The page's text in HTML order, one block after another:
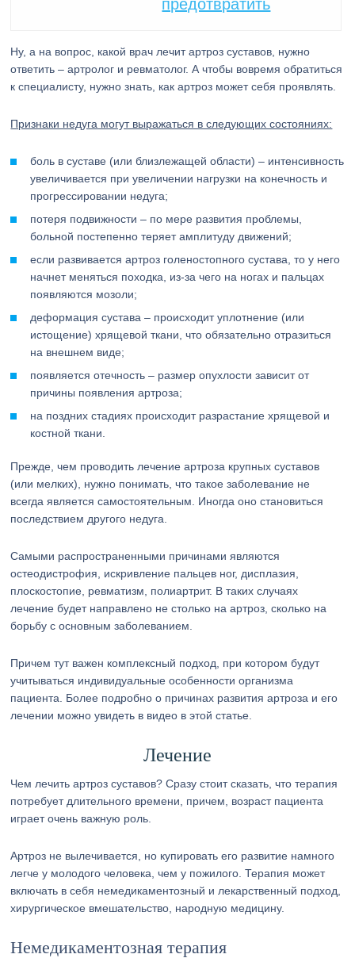
предотвратить
Ну, а на вопрос, какой врач лечит артроз суставов, нужно
ответить – артролог и ревматолог. А чтобы вовремя обратиться
к специалисту, нужно знать, как артроз может себя проявлять.
Признаки недуга могут выражаться в следующих состояниях:
боль в суставе (или близлежащей области) – интенсивность
увеличивается при увеличении нагрузки на конечность и
прогрессировании недуга;
потеря подвижности – по мере развития проблемы,
больной постепенно теряет амплитуду движений;
если развивается артроз голеностопного сустава, то у него
начнет меняться походка, из-за чего на ногах и пальцах
появляются мозоли;
деформация сустава – происходит уплотнение (или
истощение) хрящевой ткани, что обязательно отразиться
на внешнем виде;
появляется отечность – размер опухлости зависит от
причины появления артроза;
на поздних стадиях происходит разрастание хрящевой и
костной ткани.
Прежде, чем проводить лечение артроза крупных суставов
(или мелких), нужно понимать, что такое заболевание не
всегда является самостоятельным. Иногда оно становиться
последствием другого недуга.
Самыми распространенными причинами являются
остеодистрофия, искривление пальцев ног, дисплазия,
плоскостопие, ревматизм, полиартрит. В таких случаях
лечение будет направлено не столько на артроз, сколько на
борьбу с основным заболеванием.
Причем тут важен комплексный подход, при котором будут
учитываться индивидуальные особенности организма
пациента. Более подробно о причинах развития артроза и его
лечении можно увидеть в видео в этой статье.
Лечение
Чем лечить артроз суставов? Сразу стоит сказать, что терапия
потребует длительного времени, причем, возраст пациента
играет очень важную роль.
Артроз не вылечивается, но купировать его развитие намного
легче у молодого человека, чем у пожилого. Терапия может
включать в себя немедикаментозный и лекарственный подход,
хирургическое вмешательство, народную медицину.
Немедикаментозная терапия